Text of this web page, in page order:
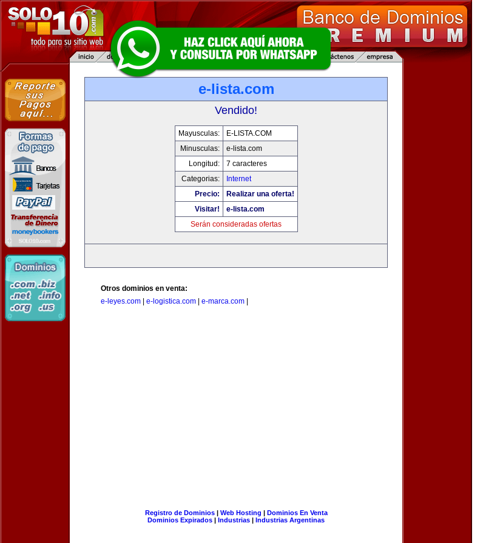
e-lista.com
Vendido!
Mayusculas:
E-LISTA.COM
Minusculas:
e-lista.com
Longitud:
7 caracteres
Categorias:
Internet
Precio:
Realizar una oferta!
Visitar!
e-lista.com
Serán consideradas ofertas
Otros dominios en venta:
e-leyes.com
e-logistica.com e-marca.com
Registro de Dominios| Web Hosting | Dominios En Venta
Dominios Expirados | Industrias | Industrias Argentinas